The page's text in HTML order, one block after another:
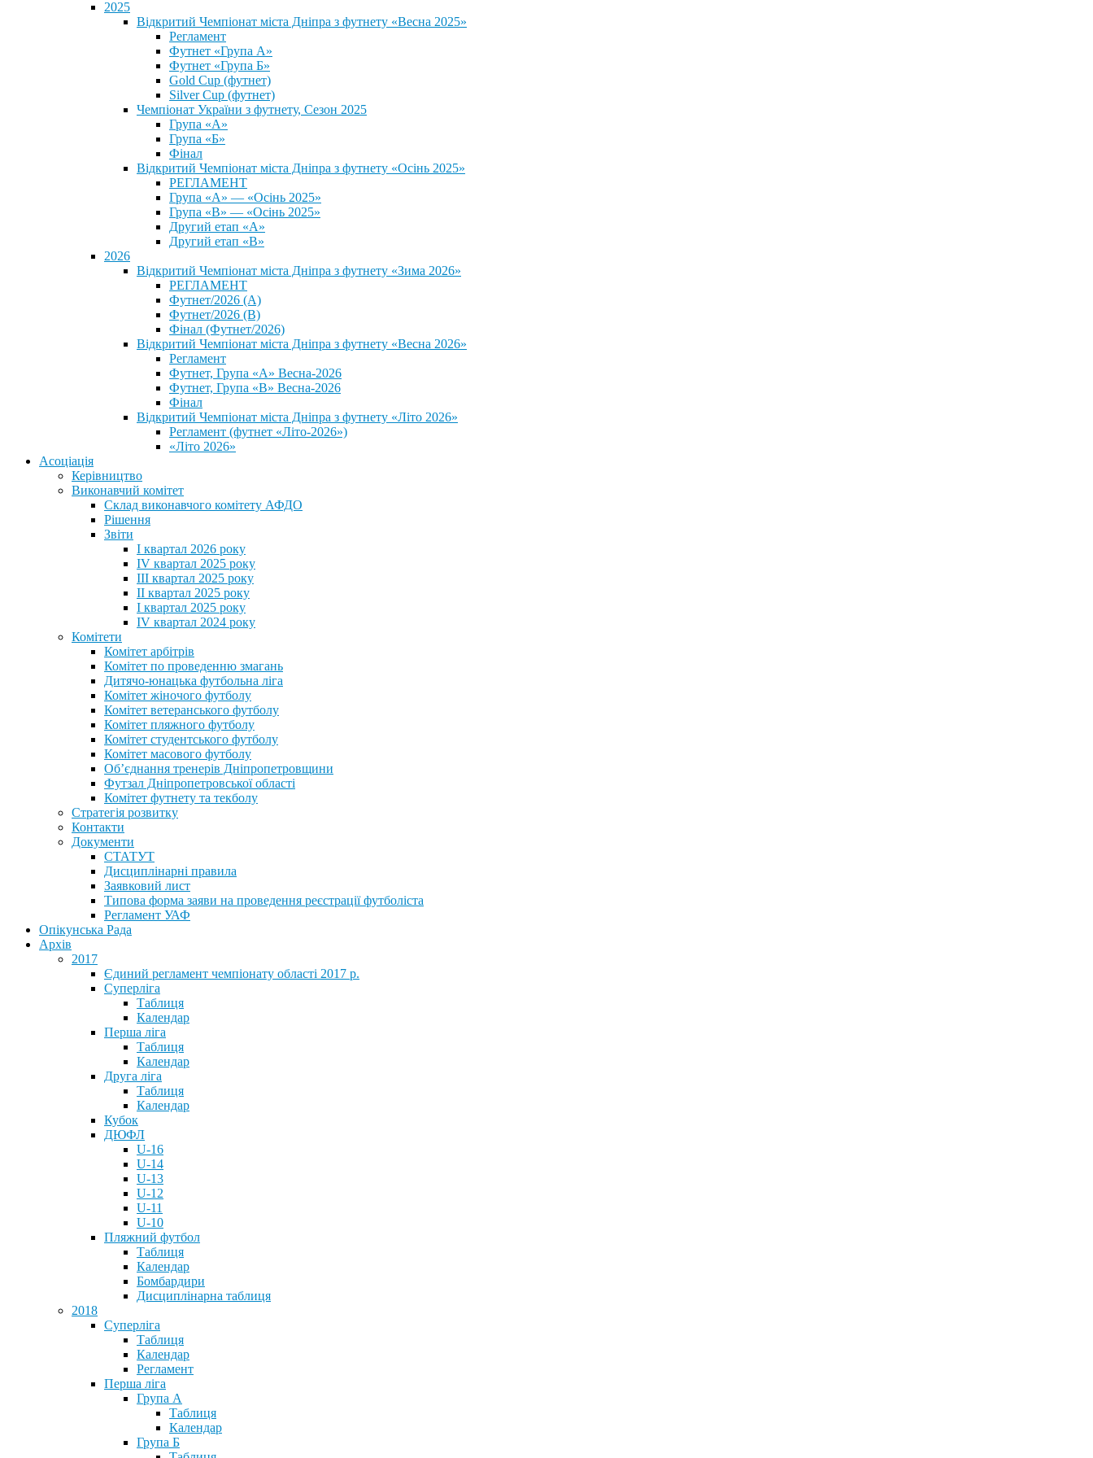
2025
Відкритий Чемпіонат міста Дніпра з футнету «Весна 2025»
Регламент
Футнет «Група А»
Футнет «Група Б»
Gold Cup (футнет)
Silver Cup (футнет)
Чемпіонат України з футнету, Сезон 2025
Група «А»
Група «Б»
Фінал
Відкритий Чемпіонат міста Дніпра з футнету «Осінь 2025»
РЕГЛАМЕНТ
Група «А» — «Осінь 2025»
Група «В» — «Осінь 2025»
Другий етап «А»
Другий етап «В»
2026
Відкритий Чемпіонат міста Дніпра з футнету «Зима 2026»
РЕГЛАМЕНТ
Футнет/2026 (А)
Футнет/2026 (В)
Фінал (Футнет/2026)
Відкритий Чемпіонат міста Дніпра з футнету «Весна 2026»
Регламент
Футнет, Група «А» Весна-2026
Футнет, Група «В» Весна-2026
Фінал
Відкритий Чемпіонат міста Дніпра з футнету «Літо 2026»
Регламент (футнет «Літо-2026»)
«Літо 2026»
Асоціація
Керівництво
Виконавчий комітет
Склад виконавчого комітету АФДО
Рішення
Звіти
I квартал 2026 року
IV квартал 2025 року
III квартал 2025 року
II квартал 2025 року
I квартал 2025 року
IV квартал 2024 року
Комітети
Комітет арбітрів
Комітет по проведенню змагань
Дитячо-юнацька футбольна ліга
Комітет жіночого футболу
Комітет ветеранського футболу
Комітет пляжного футболу
Комітет студентського футболу
Комітет масового футболу
Обʼєднання тренерів Дніпропетровщини
Футзал Дніпропетровської області
Комітет футнету та текболу
Стратегія розвитку
Контакти
Документи
СТАТУТ
Дисциплінарні правила
Заявковий лист
Типова форма заяви на проведення реєстрації футболіста
Регламент УАФ
Опікунська Рада
Архів
2017
Єдиний регламент чемпіонату області 2017 р.
Суперліга
Таблиця
Календар
Перша ліга
Таблиця
Календар
Друга ліга
Таблиця
Календар
Кубок
ДЮФЛ
U-16
U-14
U-13
U-12
U-11
U-10
Пляжний футбол
Таблиця
Календар
Бомбардири
Дисциплінарна таблиця
2018
Суперліга
Таблиця
Календар
Регламент
Перша ліга
Група А
Таблиця
Календар
Група Б